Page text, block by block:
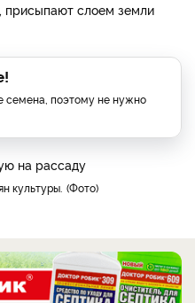
присыпают слоем земли
семена, поэтому не нужно
культуры. Фото